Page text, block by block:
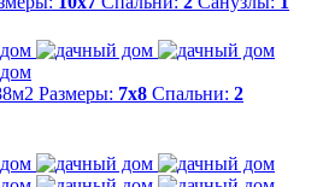
Размеры: 7х8 Спальни: 2